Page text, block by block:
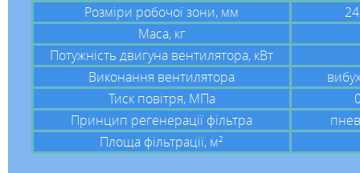
Розміри робочої зони, мм
Маса, кг
Потужність двигуна вентилятора, кВт
Виконання вентилятора
Тиск повітря, МПа
Принцип регенерації фільтра
Площа фільтрації, м2